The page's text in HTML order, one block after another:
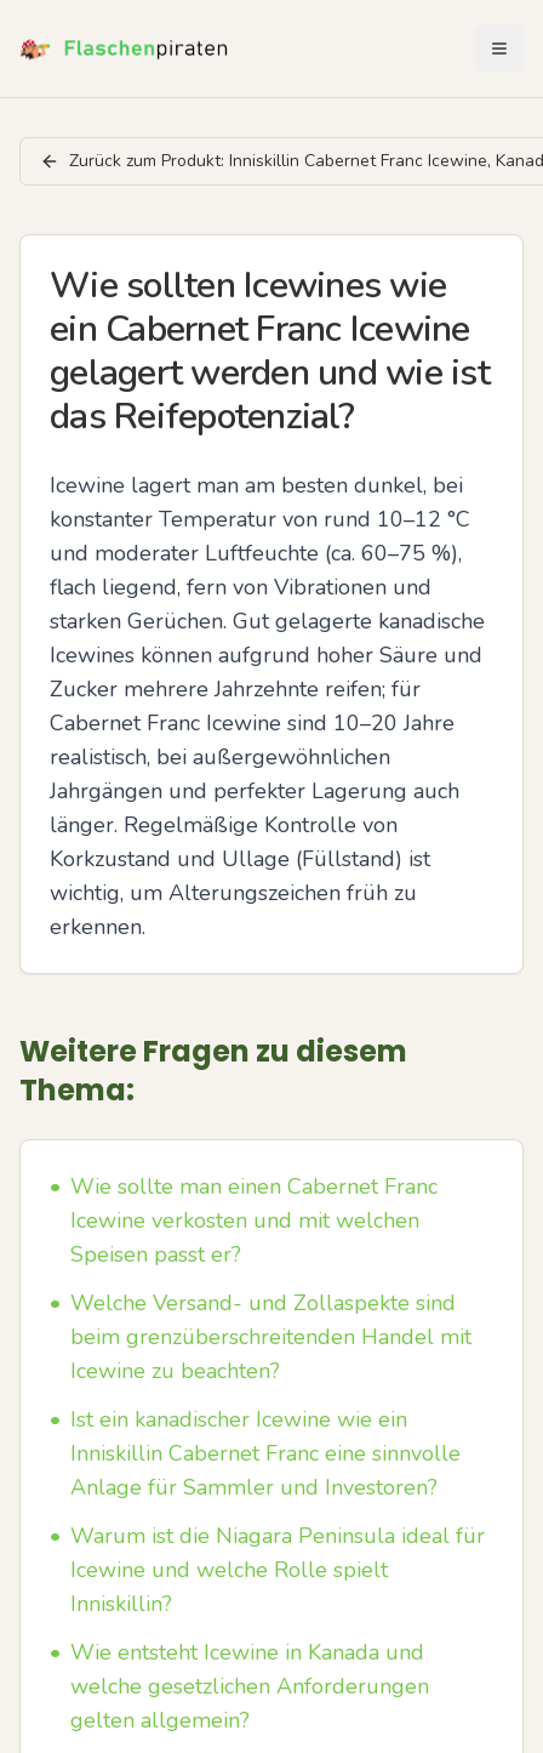
Zurück zum Produkt: Inniskillin Cabernet Franc Icewine,
Wie sollten Icewines wie
ein Cabernet Franc Icewine
gelagert werden und wie ist
das Reifepotenzial?
Icewine lagert man am besten dunkel, bei
konstanter Temperatur von rund 10–12 °C
und moderater Luftfeuchte (ca. 60–75 %),
flach liegend, fern von Vibrationen und
starken Gerüchen. Gut gelagerte kanadische
Icewines können aufgrund hoher Säure und
Zucker mehrere Jahrzehnte reifen; für
Cabernet Franc Icewine sind 10–20 Jahre
realistisch, bei außergewöhnlichen
Jahrgängen und perfekter Lagerung auch
länger. Regelmäßige Kontrolle von
Korkzustand und Ullage (Füllstand) ist
wichtig, um Alterungszeichen früh zu
erkennen.
Weitere Fragen zu diesem
Thema:
• Wie sollte man einen Cabernet Franc
Icewine verkosten und mit welchen
Speisen passt er?
• Welche Versand- und Zollaspekte sind
beim grenzüberschreitenden Handel mit
Icewine zu beachten?
• Ist ein kanadischer Icewine wie ein
Inniskillin Cabernet Franc eine sinnvolle
Anlage für Sammler und Investoren?
• Warum ist die Niagara Peninsula ideal für
Icewine und welche Rolle spielt
Inniskillin?
• Wie entsteht Icewine in Kanada und
welche gesetzlichen Anforderungen
gelten allgemein?